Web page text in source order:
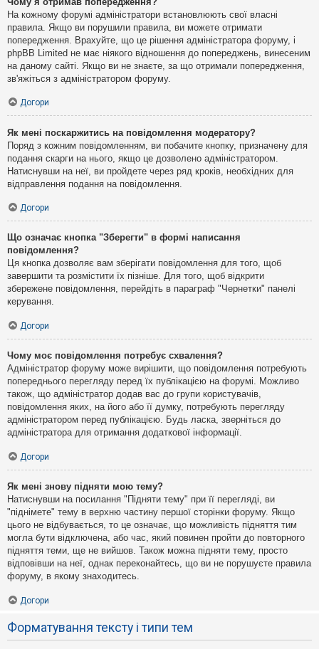
На кожному форумі адміністратори встановлюють свої власні
правила. Якщо ви порушили правила, ви можете отримати
попередження. Врахуйте, що це рішення адміністратора форуму, і
phpBB Limited не має ніякого відношення до попереджень, винесеним
на даному сайті. Якщо ви не знаєте, за що отримали попередження,
зв'яжіться з адміністратором форуму.
Догори
Як мені поскаржитись на повідомлення модератору?
Поряд з кожним повідомленням, ви побачите кнопку, призначену для
подання скарги на нього, якщо це дозволено адміністратором.
Натиснувши на неї, ви пройдете через ряд кроків, необхідних для
відправлення подання на повідомлення.
Догори
Що означає кнопка "Зберегти" в формі написання
повідомлення?
Ця кнопка дозволяє вам зберігати повідомлення для того, щоб
завершити та розмістити їх пізніше. Для того, щоб відкрити
збережене повідомлення, перейдіть в параграф "Чернетки" панелі
керування.
Догори
Чому моє повідомлення потребує схвалення?
Адміністратор форуму може вирішити, що повідомлення потребують
попереднього перегляду перед їх публікацією на форумі. Можливо
також, що адміністратор додав вас до групи користувачів,
повідомлення яких, на його або її думку, потребують перегляду
адміністратором перед публікацією. Будь ласка, зверніться до
адміністратора для отримання додаткової інформації.
Догори
Як мені знову підняти мою тему?
Натиснувши на посилання "Підняти тему" при її перегляді, ви
"піднімете" тему в верхню частину першої сторінки форуму. Якщо
цього не відбувається, то це означає, що можливість підняття тим
могла бути відключена, або час, який повинен пройти до повторного
підняття теми, ще не вийшов. Також можна підняти тему, просто
відповівши на неї, однак переконайтесь, що ви не порушуєте правила
форуму, в якому знаходитесь.
Догори
Форматування тексту і типи тем